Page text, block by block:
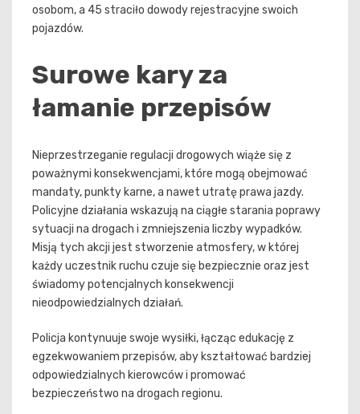
osobom, a 45 straciło dowody rejestracyjne swoich
pojazdów.
Surowe kary za
łamanie przepisów
Nieprzestrzeganie regulacji drogowych wiąże się z
poważnymi konsekwencjami, które mogą obejmować
mandaty, punkty karne, a nawet utratę prawa jazdy.
Policyjne działania wskazują na ciągłe starania poprawy
sytuacji na drogach i zmniejszenia liczby wypadków.
Misją tych akcji jest stworzenie atmosfery, w której
każdy uczestnik ruchu czuje się bezpiecznie oraz jest
świadomy potencjalnych konsekwencji
nieodpowiedzialnych działań.
Policja kontynuuje swoje wysiłki, łącząc edukację z
egzekwowaniem przepisów, aby kształtować bardziej
odpowiedzialnych kierowców i promować
bezpieczeństwo na drogach regionu.